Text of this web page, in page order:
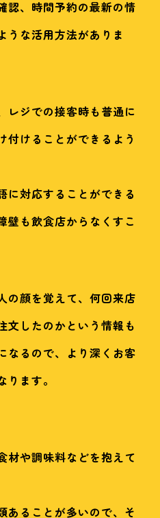
認、時間予約の最新の情
うな活用方法がありま
レジでの接客時も普通に
付けることができるよう
に対応することができる
壁も飲食店からなくすこ
の顔を覚えて、何回来店
文したのかという情報も
なるので、より深くお客
ます。
材や調味料などを抱えて
あることが多いので、そ